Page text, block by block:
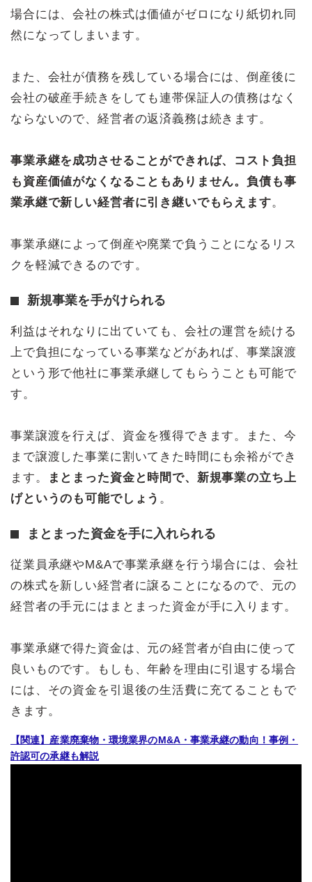
場合には、会社の株式は価値がゼロになり紙切れ同
然になってしまいます。
また、会社が債務を残している場合には、倒産後に
会社の破産手続きをしても連帯保証人の債務はなく
ならないので、経営者の返済義務は続きます。
事業承継を成功させることができれば、コスト負担
も資産価値がなくなることもありません。負債も事
業承継で新しい経営者に引き継いでもらえます。
事業承継によって倒産や廃業で負うことになるリス
クを軽減できるのです。
新規事業を手がけられる
利益はそれなりに出ていても、会社の運営を続ける
上で負担になっている事業などがあれば、事業譲渡
という形で他社に事業承継してもらうことも可能で
す。
事業譲渡を行えば、資金を獲得できます。また、今
まで譲渡した事業に割いてきた時間にも余裕ができ
ます。
まとまった資金と時間で、新規事業の立ち上
げというのも可能でしょう 。
まとまった資金を手に入れられる
従業員承継やM&Aで事業承継を行う場合には、会社
の株式を新しい経営者に譲ることになるので、元の
経営者の手元にはまとまった資金が手に入ります。
事業承継で得た資金は、元の経営者が自由に使って
良いものです。もしも、年齢を理由に引退する場合
には、その資金を引退後の生活費に充てることもで
きます。
【関連】産業廃棄物・環境業界のM&A・事業承継の動向！事例・
許認可の承継も解説